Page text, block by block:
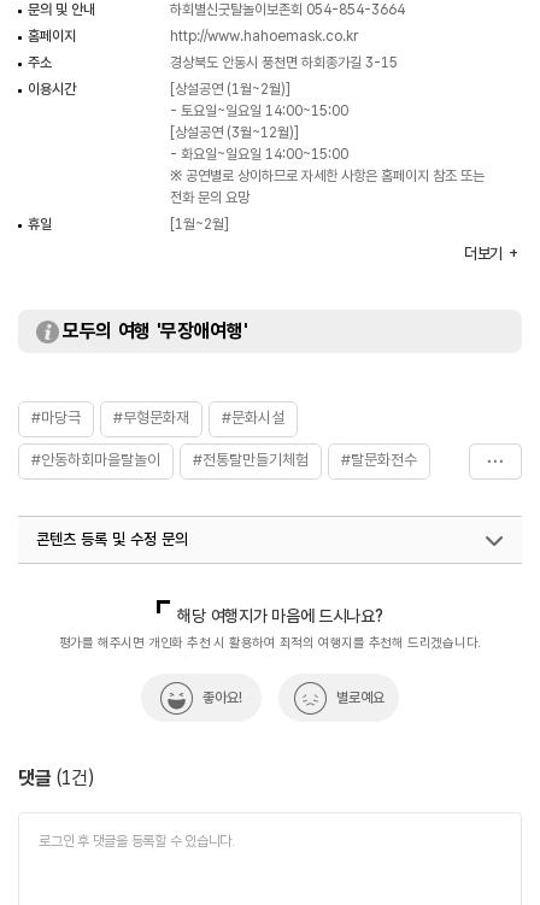
문의 및 안내
하회별신굿탈놀이보존회 054-854-3664
홈페이지
http://www.hahoemask.co.kr
주소
경상북도 안동시 풍천면 하회종가길 3-15
이용시간
[상설공연 (1월~2월)]
- 토요일~일요일 14:00~15:00
[상설공연 (3월~12월)]
- 화요일~일요일 14:00~15:00
※ 공연별로 상이하므로 자세한 사항은 홈페이지 참조 또는
전화 문의 요망
휴일
[1월~2월]
이용요금
[상설공연 관람료]
- 생생 전수관 1박 2일 체험 캠프 50,000원
- 생생 나의 탈, 나의 마스크 만들기 10,000원
- 생생 탈춤 따라배우기 10,000원
※ 이용요금은 변동될 수 있으므로 자세한 사항은 홈페이지
주요시설
원형극장 / 체험장
화장실
있음
더보기
모두의 여행 '무장애여행'
#마당극 #무형문화재 #문화시설
#안동하회마을탈놀이 #전통탈만들기체험 #탈문화전수
콘텐츠 등록 및 수정 문의
해당 여행지가 마음에 드시나요?
평가를 해주시면 개인화 추천 시 활용하여 최적의 여행지를 추천해 드리겠습니다.
좋아요! 별로예요
댓글 (1건)